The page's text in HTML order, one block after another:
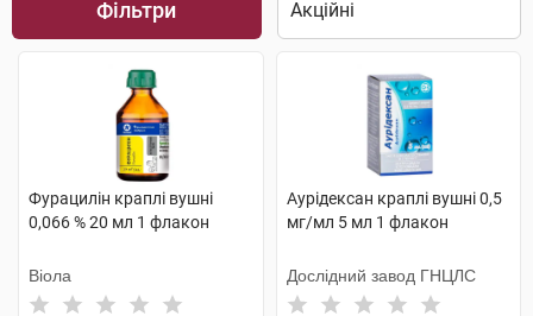
Фільтри
Фурацилін краплі вушні
0,066 % 20 мл 1 флакон
Віола
Аурiдексан краплі вушні 0,5
мг/мл 5 мл 1 флакон
Дослідний завод ГНЦЛС